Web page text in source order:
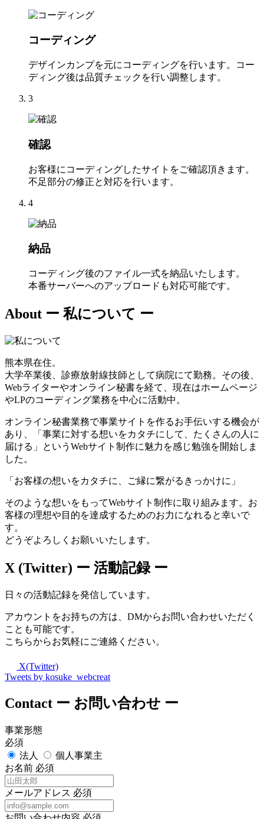
コーディング
デザインカンプを元にコーディングを行います。コー
ディング後は品質チェックを行い調整します。
3
確認
お客様にコーディングしたサイトをご確認頂きます。
不足部分の修正と対応を行います。
4
納品
コーディング後のファイル一式を納品いたします。
本番サーバーへのアップロードも対応可能です。
About ー 私について ー
熊本県在住。
大学卒業後、診療放射線技師として病院にて勤務。その後、
Webライターやオンライン秘書を経て、現在はホームページ
やLPのコーディング業務を中心に活動中。
オンライン秘書業務で事業サイトを作るお手伝いする機会が
あり、「事業に対する想いをカタチにして、たくさんの人に
届ける」というWebサイト制作に魅力を感じ勉強を開始しま
した。
「お客様の想いをカタチに、ご縁に繋がるきっかけに」
そのような想いをもってWebサイト制作に取り組みます。お
客様の理想や目的を達成するためのお力になれると幸いで
す。
どうぞよろしくお願いいたします。
X (Twitter) ー 活動記録 ー
日々の活動記録を発信しています。
アカウントをお持ちの方は、DMからお問い合わせいただく
ことも可能です。
こちらからお気軽にご連絡ください。
X(Twitter)
Tweets by kosuke_webcreat
Contact ー お問い合わせ ー
事業形態
必須
法人
個人事業主
お名前 必須
メールアドレス 必須